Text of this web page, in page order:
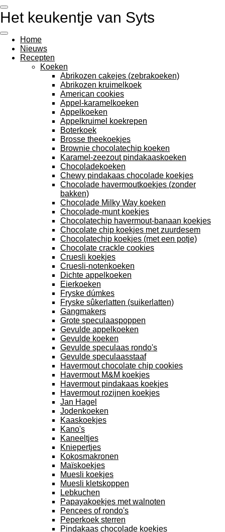
Ga
direct
de
hoofdinhoud
Het keukentje van Syts
Home
Nieuws
Recepten
Koeken
Abrikozen cakejes (zebrakoeken)
Abrikozen kruimelkoek
American cookies
Appel-karamelkoeken
Appelkoeken
Appelkruimel koekrepen
Boterkoek
Brosse theekoekjes
Brownie chocolatechip koeken
Karamel-zeezout pindakaaskoeken
Chocoladekoeken
Chewy pindakaas chocolade koekjes
Chocolade havermoutkoekjes (zonder
bakken)
Chocolade Milky Way koeken
Chocolade-munt koekjes
Chocolatechip havermout-banaan koekjes
Chocolate chip koekjes met zuurdesem
Chocolatechip koekjes (met een potje)
Chocolate crackle cookies
Cruesli koekjes
Cruesli-notenkoeken
Dichte appelkoeken
Eierkoeken
Fryske dúmkes
Fryske sûkerlatten (suikerlatten)
Gangmakers
Grote speculaaspoppen
Gevulde appelkoeken
Gevulde koeken
Gevulde speculaas rondo's
Gevulde speculaasstaaf
Havermout chocolate chip cookies
Havermout M&M koekjes
Havermout pindakaas koekjes
Havermout rozijnen koekjes
Jan Hagel
Jodenkoeken
Kaaskoekjes
Kano's
Kaneeltjes
Kniepertjes
Kokosmakronen
Maïskoekjes
Muesli koekjes
Muesli kletskoppen
Lebkuchen
Papayakoekjes met walnoten
Pencees of rondo's
Peperkoek sterren
Pindakaas chocolade koekjes